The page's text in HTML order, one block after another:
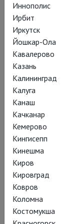
Эта постановка
Вырыпаева
искусство:
оказаться
Дапкунайте,
Из-за этого и
каждый раз по-
рождается
остается
затрагивает
человека – от
проблем.
Поделиться:
Иннополис
Ирбит
Иркутск
Йошкар-Ола
Кавалерово
Казань
Калининград
Калуга
Канаш
Качканар
Кемерово
Кингисепп
Кинешма
Киров
Кировград
Ковров
Коломна
Костомукша